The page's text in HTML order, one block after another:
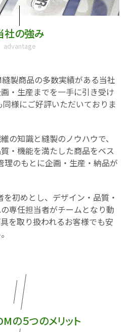
社の強み
advantage
製商品の多数実績がある当社
・生産までを一手に引き受け
様にご好評いただいておりま
の知識と縫製のノウハウで、
・機能を満たした商品をベス
理のもとに企画・生産・納品が
初めとし、デザイン・品質・
専任担当者がチームとなり動
を取り扱われるお客様でも安
の５つのメリット